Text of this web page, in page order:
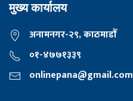
मुख्य कार्यालय
अनामनगर-२९, काठमाडाैँ
०१-४७७१३३९
onlinepana@gmail.com